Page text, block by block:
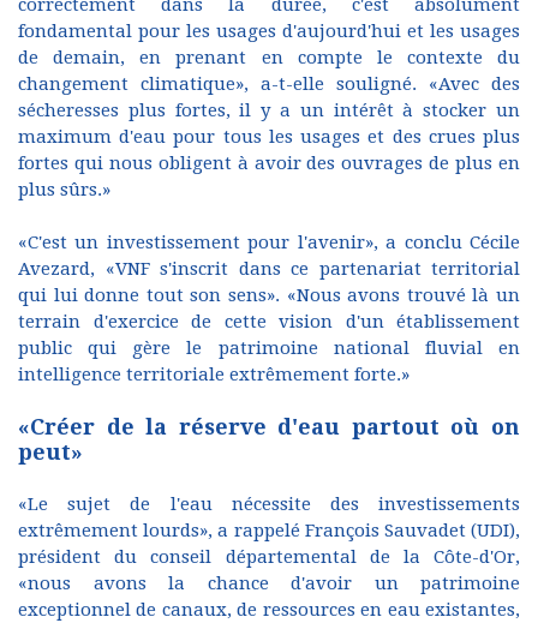
correctement dans la durée, c'est absolument
fondamental pour les usages d'aujourd'hui et les usages
de demain, en prenant en compte le contexte du
changement climatique», a-t-elle souligné. «Avec des
sécheresses plus fortes, il y a un intérêt à stocker un
maximum d'eau pour tous les usages et des crues plus
fortes qui nous obligent à avoir des ouvrages de plus en
plus sûrs.»
«C'est un investissement pour l'avenir», a conclu Cécile
Avezard, «VNF s'inscrit dans ce partenariat territorial
qui lui donne tout son sens». «Nous avons trouvé là un
terrain d'exercice de cette vision d'un établissement
public qui gère le patrimoine national fluvial en
intelligence territoriale extrêmement forte.»
«Créer de la réserve d'eau partout où on
peut»
«Le sujet de l'eau nécessite des investissements
extrêmement lourds», a rappelé François Sauvadet (UDI),
président du conseil départemental de la Côte-d'Or,
«nous avons la chance d'avoir un patrimoine
exceptionnel de canaux, de ressources en eau existantes,